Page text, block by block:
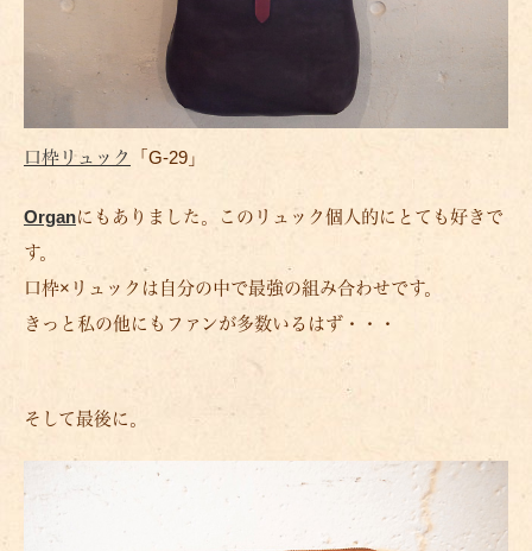
口枠リュック 「G-29」
Organにもありました。このリュック個人的にとても好きで
す。
口枠×リュックは自分の中で最強の組み合わせです。
きっと私の他にもファンが多数いるはず・・・
そして最後に。